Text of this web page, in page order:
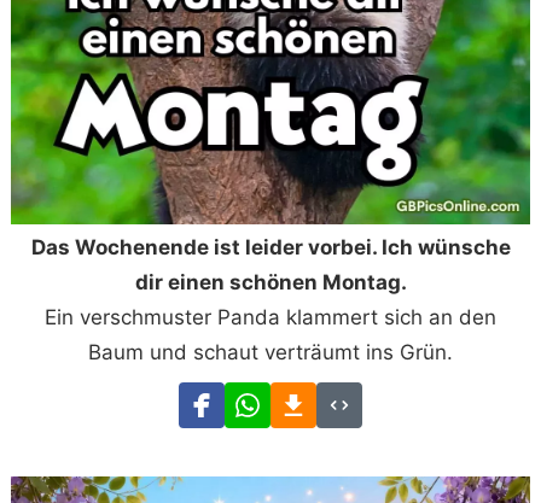
Das Wochenende ist leider vorbei. Ich wünsche
dir einen schönen Montag.
Ein verschmuster Panda klammert sich an den
Baum und schaut verträumt ins Grün.